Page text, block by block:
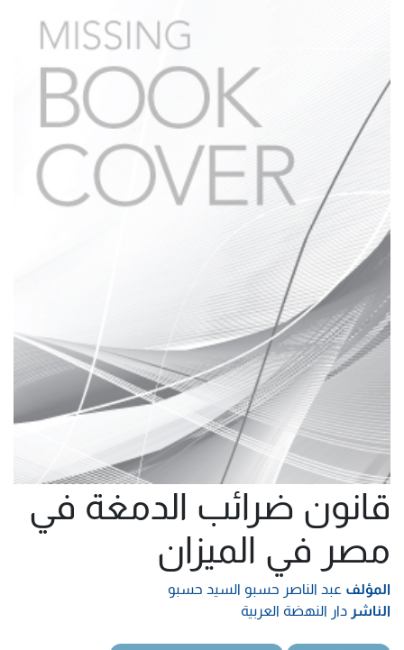
قانون ضرائب الدمغة في
مصر في الميزان
المؤلف عبد الناصر حسبو السيد حسبو
الناشر دار النهضة العربية